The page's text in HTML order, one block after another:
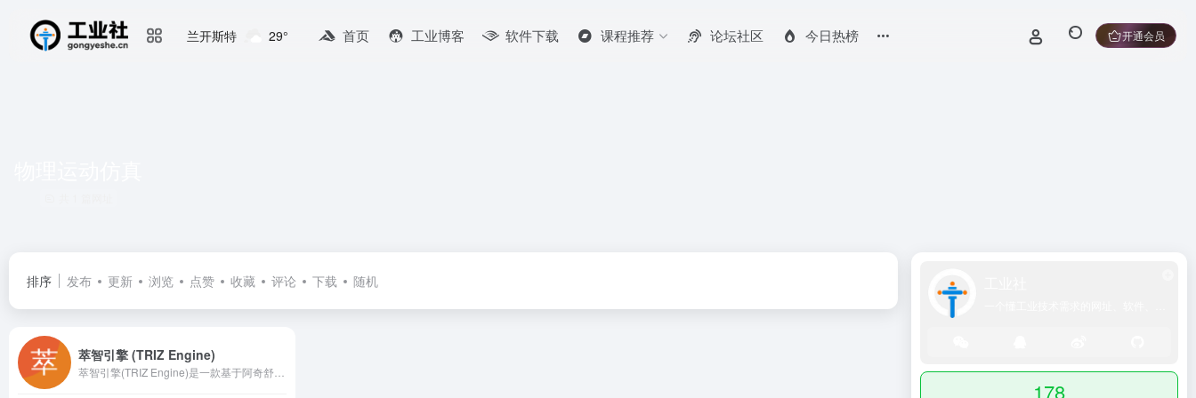
兰开斯特 29° 首页 工业博客 软件下载 课程推荐 论坛社区 今日热榜 开通会员
排序 发布 更新 浏览 点赞 收藏 评论 下载 随机
萃智引擎 (TRIZ Engine)
178